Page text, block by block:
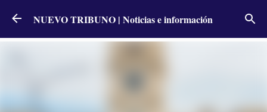
Ir al contenido principal
NUEVO TRIBUNO | Noticias e información